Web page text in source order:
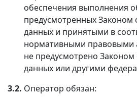
обеспечения выполнения
предусмотренных Законом
данных и принятыми в
нормативными правовыми
не предусмотрено
данных или другими
3.2. Оператор обязан: